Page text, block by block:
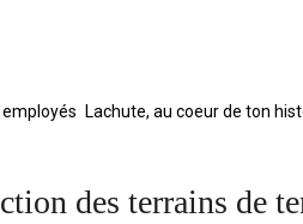
Lachute, au coeur de ton
des terrains de